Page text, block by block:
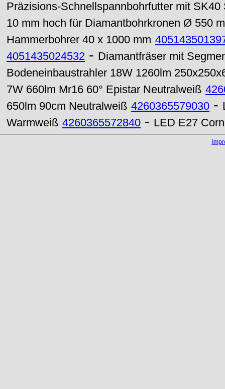
Präzisions-Schnellspannbohrfutter mit SK40
10 mm hoch für Diamantbohrkronen Ø 550
Hammerbohrer 40 x 1000 mm
4051435024532 - Diamantfräser mit
Bodeneinbaustrahler 18W 1260lm
7W 660lm Mr16 60° Epistar Neutralweiß
650lm 90cm Neutralweiß 4260365579030 -
Warmweiß 4260365572840 - LED E27